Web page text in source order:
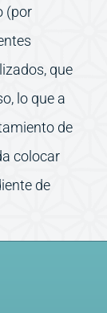
(por
que
lo que a
de
colocar
de